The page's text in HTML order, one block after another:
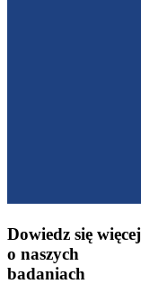
Dowiedz się więcej
o naszych
badaniach